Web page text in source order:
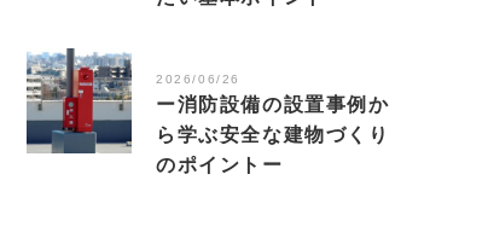
2026/06/26
ー消防設備の設置事例か
ら学ぶ安全な建物づくり
のポイントー